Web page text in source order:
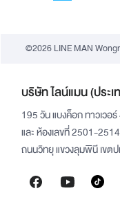
©2026 LINE MAN
บริษัท ไลน์แมน (ประ
195 วัน แบงค็อก ทาวเวอ
และ ห้องเลขที่ 2501-
ถนนวิทยุ แขวงลุมพินี เขต